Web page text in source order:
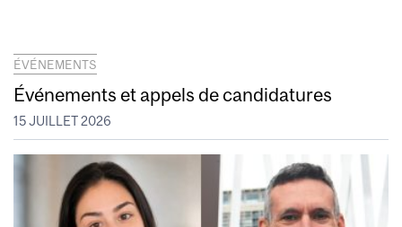
ÉVÉNEMENTS
Événements et appels de candidatures
15 JUILLET 2026